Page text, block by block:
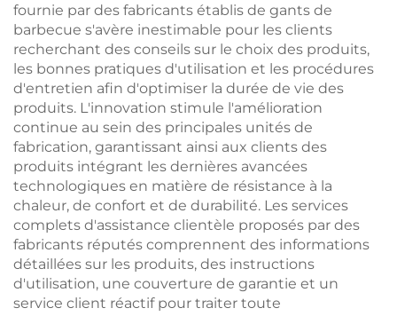
fournie par des fabricants établis de gants de
barbecue s'avère inestimable pour les clients
recherchant des conseils sur le choix des produits,
les bonnes pratiques d'utilisation et les procédures
d'entretien afin d'optimiser la durée de vie des
produits. L'innovation stimule l'amélioration
continue au sein des principales unités de
fabrication, garantissant ainsi aux clients des
produits intégrant les dernières avancées
technologiques en matière de résistance à la
chaleur, de confort et de durabilité. Les services
complets d'assistance clientèle proposés par des
fabricants réputés comprennent des informations
détaillées sur les produits, des instructions
d'utilisation, une couverture de garantie et un
service client réactif pour traiter toute